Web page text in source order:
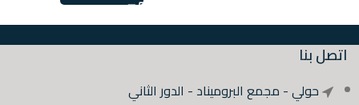
اتصل بنا
حولي - مجمع البروميناد - الدور الثاني